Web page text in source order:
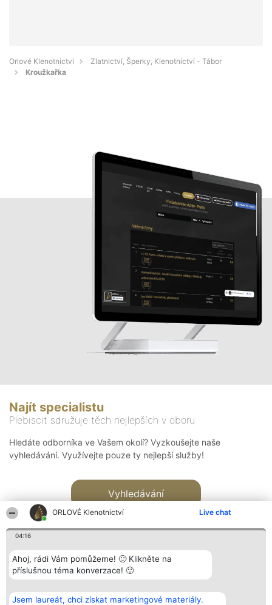
ORLOVÉ Klenotnictví Live chat
04:16
Ahoj, rádi Vám pomůžeme! 🙂 Klikněte na
příslušnou téma konverzace! 🙂
Jsem laureát, chci získat marketingové materiály.
Orlové Klenotnictví
Zlatnictví, Šperky, Klenotnictví - Tábor
Kroužkařka
Najít specialistu
Plebiscit sdružuje těch nejlepších v oboru
Hledáte odborníka ve Vašem okolí? Vyzkoušejte naše
vyhledávání. Využívejte pouze ty nejlepší služby!
Vyhledávání
Bright Side Solutions sp. z o.
o. sp. k.
Vítězové
Seznam všech
Kontakt